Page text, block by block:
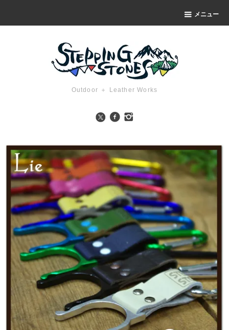
メニュー
Outdoor ＋ Leather Works